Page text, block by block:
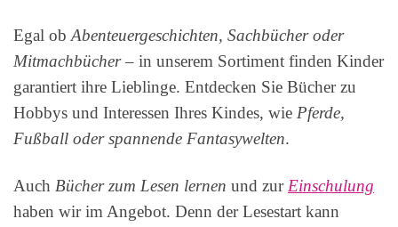
Egal ob Abenteuergeschichten, Sachbücher oder
Mitmachbücher– in unserem Sortiment finden Kinder
garantiert ihre Lieblinge. Entdecken Sie Bücher zu
Hobbys und Interessen Ihres Kindes, wie Pferde,
Fußball oder spannende Fantasywelten.
Auch Bücher zum Lesen lernen und zur Einschulung
haben wir im Angebot. Denn der Lesestart kann